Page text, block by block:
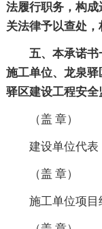
法履行职务，构
关法律予以查处，
五、本承诺书
施工单位、龙泉
驿区建设工程安全
（盖 章）
建设单位代表
（盖 章）
施工单位项目